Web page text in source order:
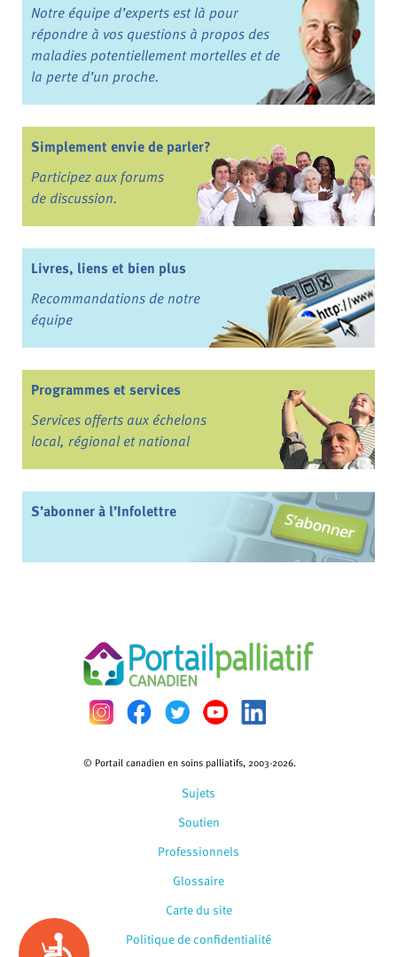
Accessibility
Notre équipe d’experts est là pour
répondre à vos questions à propos des
maladies potentiellement mortelles et de
la perte d’un proche.
Simplement envie de parler?
Participez aux forums
de discussion.
Livres, liens et bien plus
Recommandations de notre
équipe
Programmes et services
Services offerts aux échelons
local, régional et national
S’abonner à l’Infolettre
Sujets
Soutien
Professionnels
Glossaire
© Portail canadien en soins palliatifs, 2003-2026.
Carte du site
Politique de confidentialité